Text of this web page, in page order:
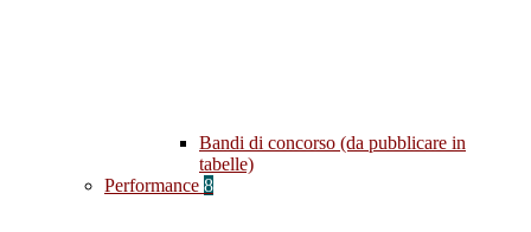
Bandi di concorso (da pubblicare in
tabelle)
Performance 8